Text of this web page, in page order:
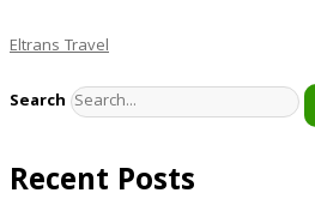
Eltrans Travel
Search
Recent Posts